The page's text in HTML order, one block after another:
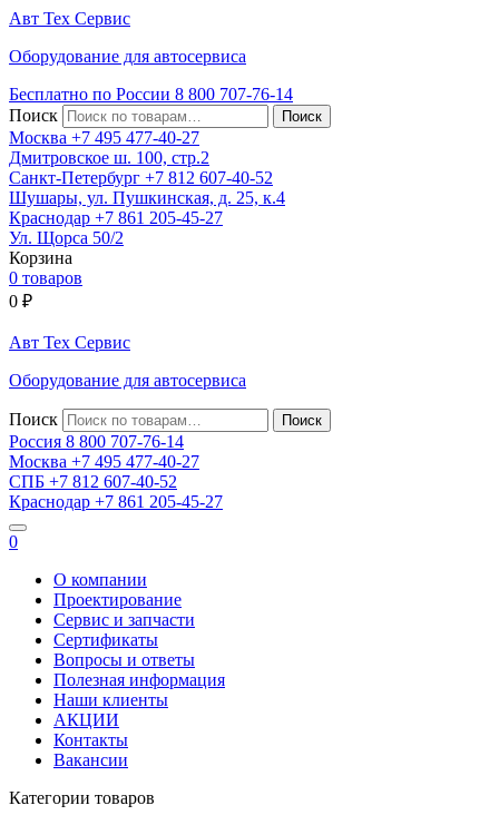
Авт Тех Сервис
Оборудование для автосервиса
Бесплатно по России 8 800 707-76-14
Поиск
Москва +7 495 477-40-27
Дмитровское ш. 100, стр.2
Санкт-Петербург +7 812 607-40-52
Шушары, ул. Пушкинская, д. 25, к.4
Краснодар +7 861 205-45-27
Ул. Щорса 50/2
Корзина
0 товаров
0 ₽
Авт Тех Сервис
Оборудование для автосервиса
Поиск
Россия 8 800 707-76-14
Москва +7 495 477-40-27
СПБ +7 812 607-40-52
Краснодар +7 861 205-45-27
0
О компании
Проектирование
Сервис и запчасти
Сертификаты
Вопросы и ответы
Полезная информация
Наши клиенты
АКЦИИ
Контакты
Вакансии
Категории товаров